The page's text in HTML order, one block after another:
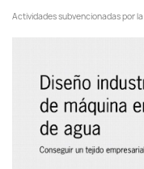
Actividades subvencionadas por